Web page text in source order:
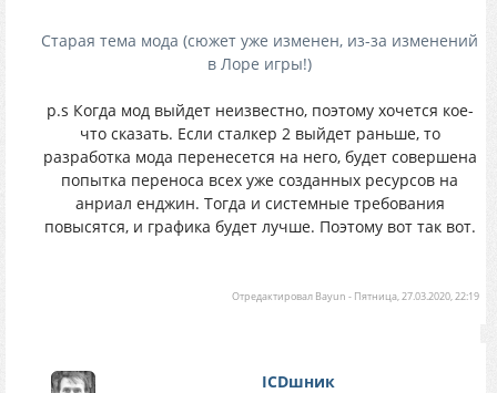
Старая тема мода (сюжет уже изменен, из-за изменений
в Лоре игры!)
p.s Когда мод выйдет неизвестно, поэтому хочется кое-
что сказать. Если сталкер 2 выйдет раньше, то
разработка мода перенесется на него, будет совершена
попытка переноса всех уже созданных ресурсов на
анриал енджин. Тогда и системные требования
повысятся, и графика будет лучше. Поэтому вот так вот.
Отредактировал Bayun - Пятница, 27.03.2020, 22:19
ICDшник